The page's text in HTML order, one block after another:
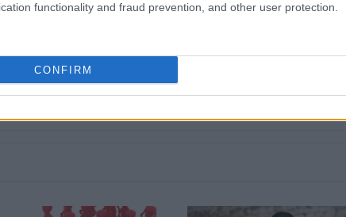
functionality and fraud prevention, and other user protection.
CONFIRM
Facebook